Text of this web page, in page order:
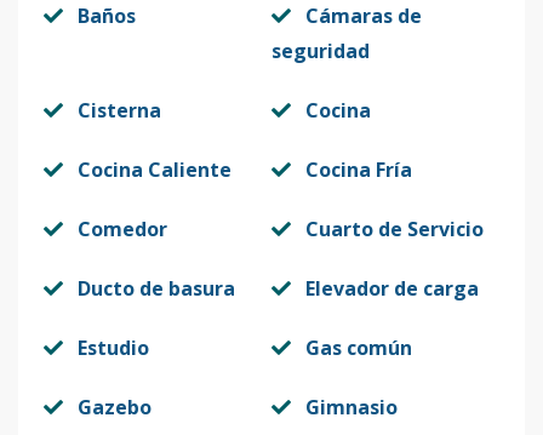
Baños
Cámaras de
seguridad
Cisterna Cocina
Cocina Caliente Cocina Fría
Comedor Cuarto de Servicio
Ducto de basura Elevador de carga
Estudio Gas común
Gazebo Gimnasio